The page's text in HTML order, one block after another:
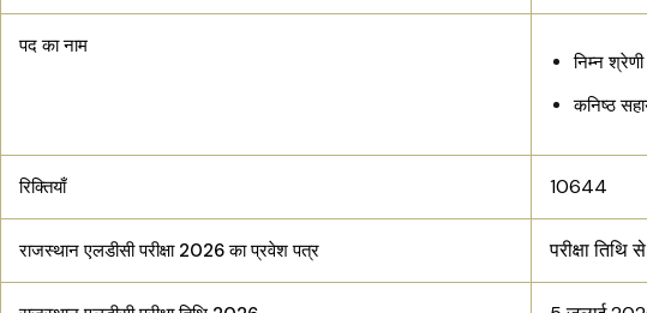
पद का नाम
निम्न
कनिष्ठ
रिक्तियाँ 10644
राजस्थान एलडीसी परीक्षा 2026 का प्रवेश पत्र परीक्षा